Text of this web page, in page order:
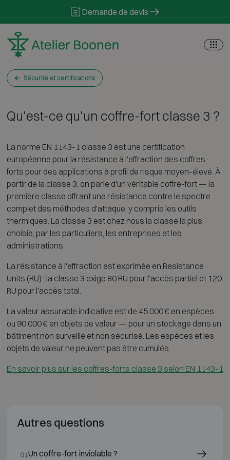
Demande de devis
Sécurité et certifications
Qu'est-ce qu'un coffre-fort classe 3 ?
La norme EN 1143-1 classe 3 est une certification
européenne pour la résistance à l'effraction des coffres-
forts pour des applications à profil de risque moyen-élevé. À
partir de la classe 3, on parle d'un véritable coffre-fort — la
première classe offrant une résistance contre le spectre
complet des méthodes d'attaque, y compris les outils
thermiques. La classe 3 est chez nous la classe la plus
choisie, par les particuliers, les entreprises et les
administrations.
La résistance à l'effraction est exprimée en Resistance
Units (RU) : la classe 3 exige 80 RU pour l'accès partiel et 120
RU pour l'accès total.
La valeur assurable indicative est de 45 000 € en espèces
ou 90 000 € en objets de valeur — pour un stockage dans un
bâtiment non surveillé et non sécurisé. Les espèces et les
objets de valeur ne peuvent pas être cumulés.
En savoir plus sur les coffres-forts classe 3 selon EN 1143-1
Autres questions
01Un coffre-fort inviolable ?